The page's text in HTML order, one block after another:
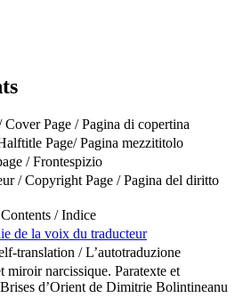
Cover Page / Pagina di copertina
Page/ Pagina mezzititolo
/ Frontespizio
/ Copyright Page / Pagina del diritto
/ Indice
de la voix du traducteur
translation / L’autotraduzione
miroir narcissique. Paratexte et
d’Orient de Dimitrie Bolintineanu